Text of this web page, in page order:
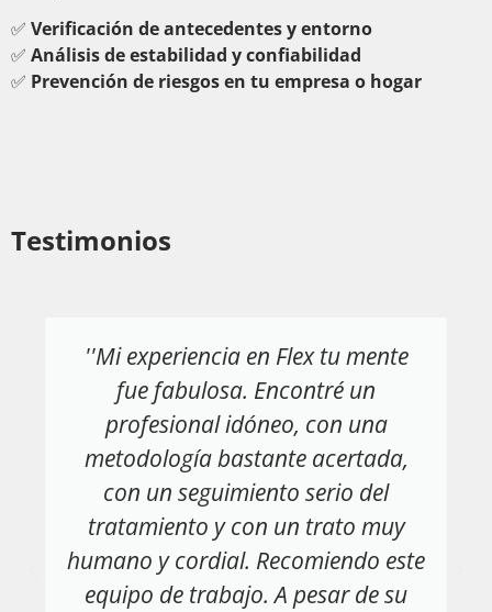
✅ Verificación de antecedentes y entorno
✅ Análisis de estabilidad y confiabilidad
✅ Prevención de riesgos en tu empresa o hogar
Testimonios
''Mi experiencia en Flex tu mente
fue fabulosa. Encontré un
profesional idóneo, con una
metodología bastante acertada,
con un seguimiento serio del
tratamiento y con un trato muy
humano y cordial. Recomiendo este
equipo de trabajo. A pesar de su